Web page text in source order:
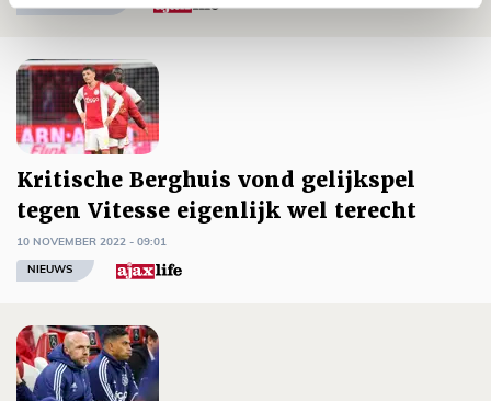
Kritische Berghuis vond gelijkspel
tegen Vitesse eigenlijk wel terecht
10 NOVEMBER 2022 - 09:01
NIEUWS